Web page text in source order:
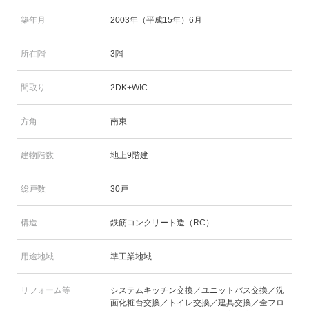
築年月 2003年（平成15年）6月
所在階 3階
間取り 2DK+WIC
方角 南東
建物階数 地上9階建
総戸数 30戸
構造 鉄筋コンクリート造（RC）
用途地域 準工業地域
リフォーム等
システムキッチン交換／ユニットバス交換／洗
面化粧台交換／トイレ交換／建具交換／全フロ